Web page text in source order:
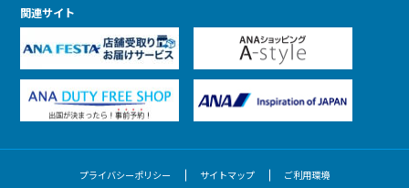
関連サイト
プライバシーポリシー サイトマップ ご利用環境